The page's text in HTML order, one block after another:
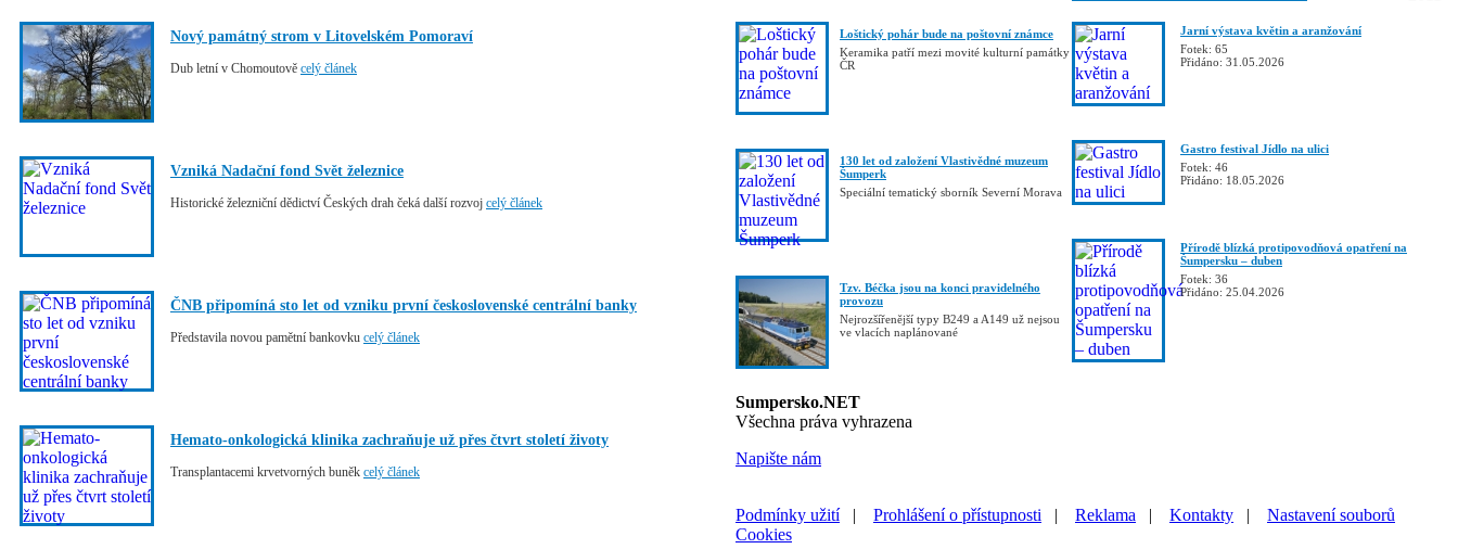
Nový památný strom v Litovelském Pomoraví
Dub letní v Chomoutově celý článek
Vzniká Nadační fond Svět železnice
Historické železniční dědictví Českých drah čeká další rozvoj celý článek
ČNB připomíná sto let od vzniku první československé centrální banky
Představila novou pamětní bankovku celý článek
Hemato-onkologická klinika zachraňuje už přes čtvrt století životy
Transplantacemi krvetvorných buněk celý článek
Loštický pohár bude na poštovní známce
Keramika patří mezi movité kulturní památky
ČR
130 let od založení Vlastivědné muzeum
Šumperk
Speciální tematický sborník Severní Morava
Tzv. Béčka jsou na konci pravidelného
provozu
Nejrozšířenější typy B249 a A149 už nejsou
ve vlacích naplánované
Jarní výstava květin a aranžování
Fotek: 65
Přidáno: 31.05.2026
Gastro festival Jídlo na ulici
Fotek: 46
Přidáno: 18.05.2026
Přírodě blízká protipovodňová opatření na
Šumpersku – duben
Fotek: 36
Přidáno: 25.04.2026
Sumpersko.NET
Všechna práva vyhrazena
Napište nám
Podmínky užití Prohlášení o přístupnosti Reklama Kontakty
Nastavení souborů
Cookies